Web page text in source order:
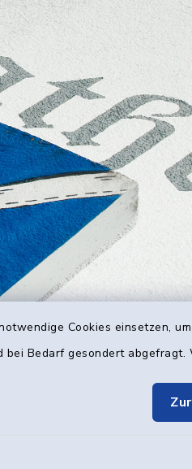
Cookies einsetzen,
bei Bedarf gesondert